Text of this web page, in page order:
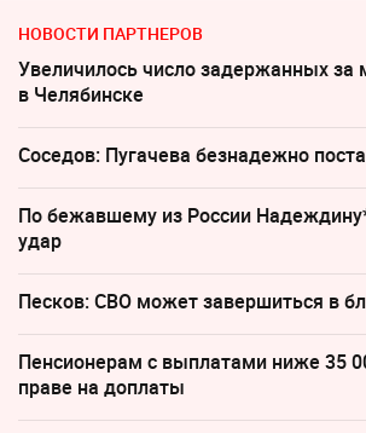
НОВОСТИ ПАРТНЕРОВ
Увеличилось число задержанных за
в Челябинске
Соседов: Пугачева безнадежно
По бежавшему из России
удар
Песков: СВО может завершиться в
Пенсионерам с выплатами ниже 35
праве на доплаты